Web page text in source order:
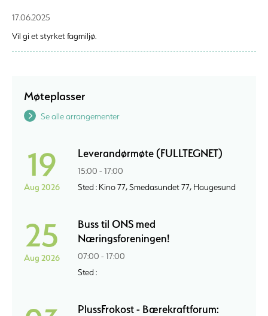
17.06.2025
Vil gi et styrket fagmiljø.
Møteplasser
Se alle arrangementer
19
Aug 2026
Leverandørmøte (FULLTEGNET)
15:00 - 17:00
Sted : Kino 77, Smedasundet 77, Haugesund
25
Aug 2026
Buss til ONS med
Næringsforeningen!
07:00 - 17:00
Sted :
PlussFrokost - Bærekraftforum: